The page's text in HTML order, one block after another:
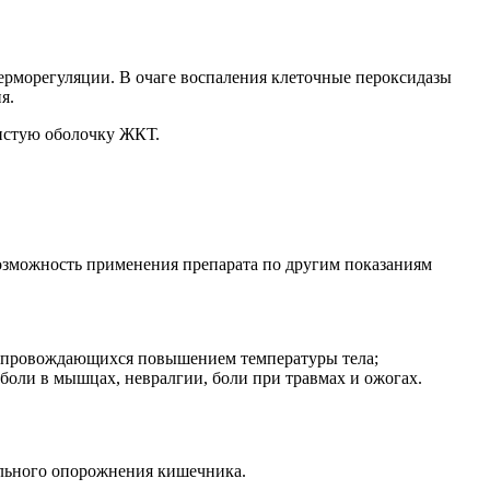
В очаге воспаления клеточные пероксидазы
оболочку ЖКТ.
применения препарата по другим показаниям
повышением температуры тела;
в мышцах, невралгии, боли при травмах и ожогах.
опорожнения кишечника.